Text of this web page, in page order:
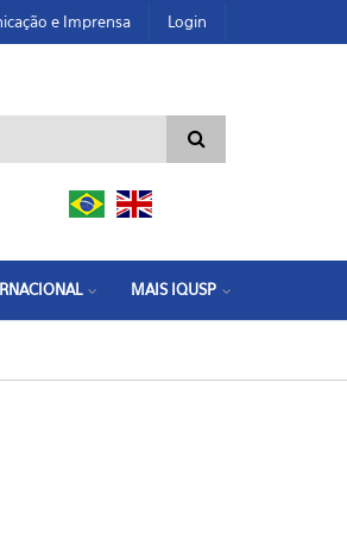
e Imprensa Login
busca
MAIS IQUSP